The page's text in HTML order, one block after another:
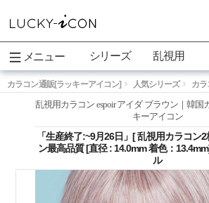
メニュー シリーズ 乱視用
カラコン通販[ラッキーアイコン] 人気シリーズ カ
乱視用カラコン espoir アイダ ブラウン｜韓国
キーアイコン
「生産終了:~9月26日」[ 乱視用カラコン
ン最高品質 [直径 : 14.0mm 着色：
ル